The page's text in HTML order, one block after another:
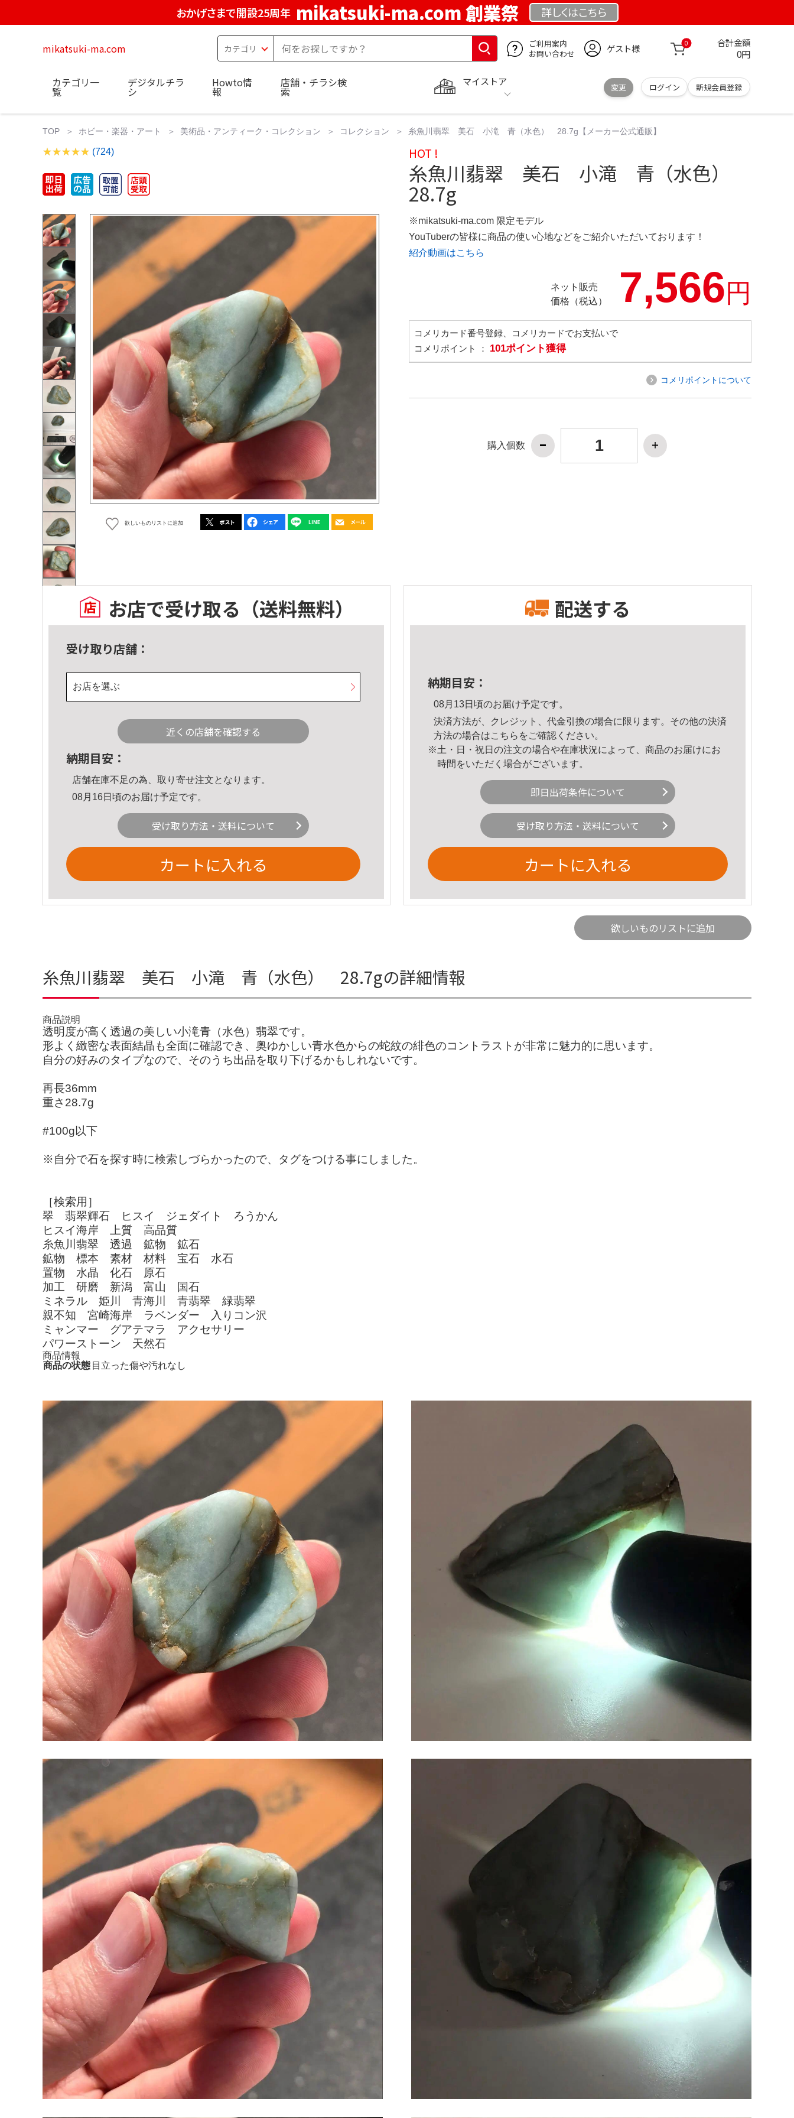
おかげさまで開設25周年 mikatsuki-ma.com 創業祭 詳しくはこちら
mikatsuki-ma.com
ご利用案内
お問い合わせ
ゲスト様 0 合計金額
0円
マイストア
変更 ログイン 新規会員登録
カテゴリ一
覧
デジタルチラ
シ
Howto情
報
店舗・チラシ検
索
TOP ホビー・楽器・アート 美術品・アンティーク・コレクション コレクション 糸魚川翡翠 美石 小滝 青（水色） 28.7g【メーカー公式通販】
(724)
欲しいものリストに追加
HOT !
糸魚川翡翠 美石 小滝 青（水色）
28.7g
※mikatsuki-ma.com 限定モデル
YouTuberの皆様に商品の使い心地などをご紹介いただいております！
紹介動画はこちら
ネット販売
価格（税込）
7,566円
コメリカード番号登録、コメリカードでお支払いで
コメリポイント ： 101ポイント獲得
コメリポイントについて
購入個数
お店で受け取る （送料無料）
受け取り店舗：
お店を選ぶ
近くの店舗を確認する
納期目安：
店舗在庫不足の為、取り寄せ注文となります。
08月16日頃のお届け予定です。
受け取り方法・送料について
カートに入れる
配送する
納期目安：
08月13日頃のお届け予定です。
決済方法が、クレジット、代金引換の場合に限ります。その他の決済
方法の場合はこちら をご確認ください。
※土・日・祝日の注文の場合や在庫状況によって、商品のお届けにお
時間をいただく場合がございます。
即日出荷条件について
受け取り方法・送料について
カートに入れる
欲しいものリストに追加
糸魚川翡翠 美石 小滝 青（水色） 28.7gの詳細情報
商品説明
透明度が高く透過の美しい小滝青（水色）翡翠です。
形よく緻密な表面結晶も全面に確認でき、奥ゆかしい青水色からの蛇紋の緋色のコントラストが非常に魅力的に思います。
自分の好みのタイプなので、そのうち出品を取り下げるかもしれないです。
再長36mm
重さ28.7g
#100g以下
※自分で石を探す時に検索しづらかったので、タグをつける事にしました。
［検索用］
翠 翡翠輝石 ヒスイ ジェダイト ろうかん
ヒスイ海岸 上質 高品質
糸魚川翡翠 透過 鉱物 鉱石
鉱物 標本 素材 材料 宝石 水石
置物 水晶 化石 原石
加工 研磨 新潟 富山 国石
ミネラル 姫川 青海川 青翡翠 緑翡翠
親不知 宮崎海岸 ラベンダー 入りコン沢
ミャンマー グアテマラ アクセサリー
パワーストーン 天然石
商品情報
商品の状態 目立った傷や汚れなし